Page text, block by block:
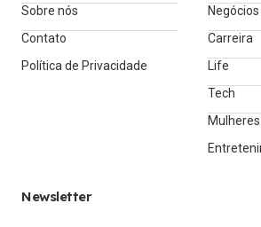
Sobre nós
Contato
Política de Privacidade
Negócios
Carreira
Life
Tech
Mulheres
Newsletter